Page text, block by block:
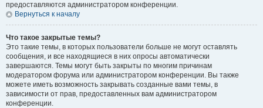
предоставляются администратором конференции.
Вернуться к началу
Что такое закрытые темы?
Это такие темы, в которых пользователи больше не могут оставлять
сообщения, и все находящиеся в них опросы автоматически
завершаются. Темы могут быть закрыты по многим причинам
модератором форума или администратором конференции. Вы также
можете иметь возможность закрывать созданные вами темы, в
зависимости от прав, предоставленных вам администратором
конференции.